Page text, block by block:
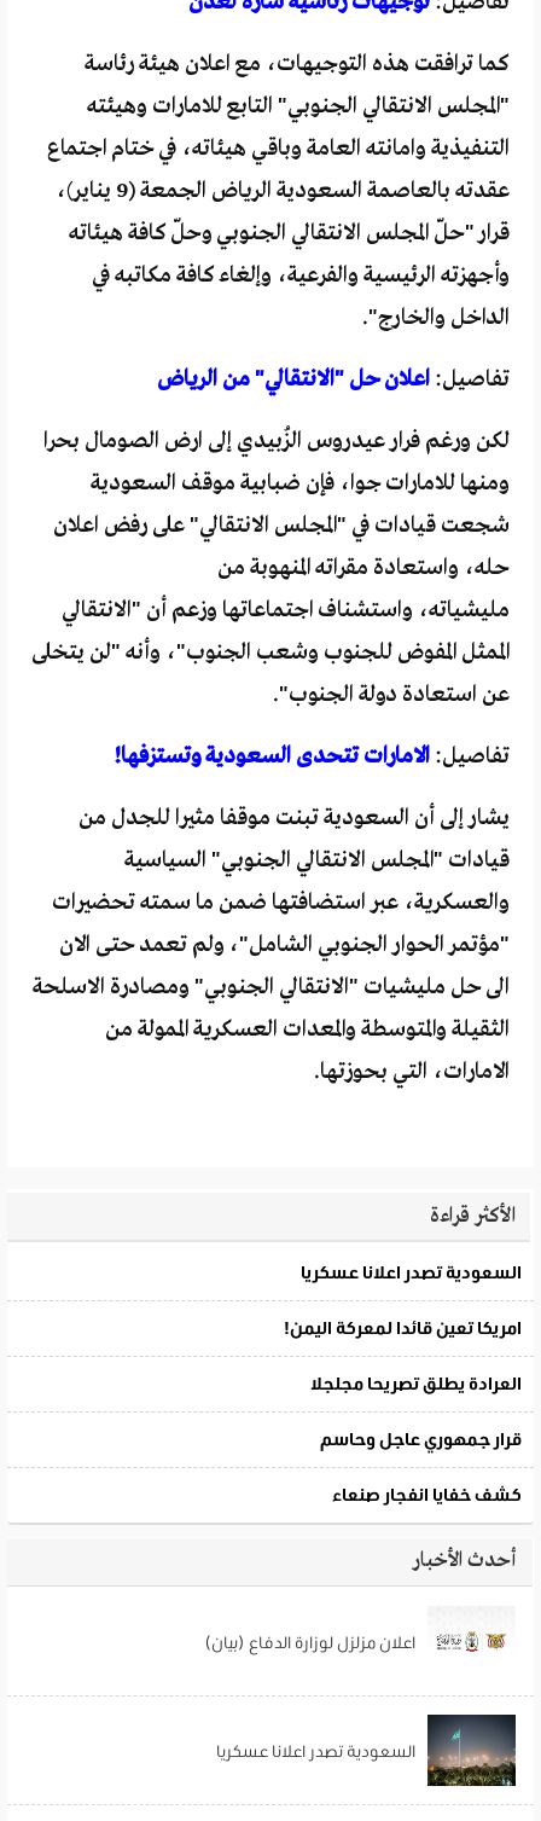
كما ترافقت هذه التوجيهات، مع اعلان هيئة رئاسة
"المجلس الانتقالي الجنوبي" التابع للامارات وهيئته
التنفيذية وامانته العامة وباقي هيئاته، في ختام اجتماع
عقدته بالعاصمة السعودية الرياض الجمعة (9 يناير)،
قرار "حلّ المجلس الانتقالي الجنوبي وحلّ كافة هيئاته
وأجهزته الرئيسية والفرعية، وإلغاء كافة مكاتبه في
الداخل والخارج".
تفاصيل: اعلان حل "الانتقالي" من الرياض
لكن ورغم فرار عيدروس الزُبيدي إلى ارض الصومال بحرا
ومنها للامارات جوا، فإن ضبابية موقف السعودية
شجعت قيادات في "المجلس الانتقالي" على رفض اعلان
حله، واستعادة مقراته المنهوبة من
مليشياته، واستشناف اجتماعاتها وزعم أن "الانتقالي
الممثل المفوض للجنوب وشعب الجنوب"، وأنه "لن يتخلى
عن استعادة دولة الجنوب".
تفاصيل: الامارات تتحدى السعودية وتستزفها!
يشار إلى أن السعودية تبنت موقفا مثيرا للجدل من
قيادات "المجلس الانتقالي الجنوبي" السياسية
والعسكرية، عبر استضافتها ضمن ما سمته تحضيرات
"مؤتمر الحوار الجنوبي الشامل"، ولم تعمد حتى الان
الى حل مليشيات "الانتقالي الجنوبي" ومصادرة الاسلحة
الثقيلة والمتوسطة والمعدات العسكرية الممولة من
الامارات، التي بحوزتها.
الأكثر قراءة
أحدث الأخبار
اعلان مزلزل لوزارة الدفاع (بيان)
السعودية تصدر اعلانا عسكريا